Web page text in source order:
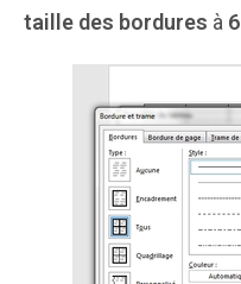
taille des bordures à 6